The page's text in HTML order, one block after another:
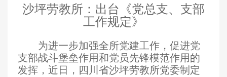
沙坪劳教所：出台《党总支、支部
工作规定》
为进一步加强全所党建工作，促进党
支部战斗堡垒作用和党员先锋模范作用的
发挥，近日，四川省沙坪劳教所党委制定